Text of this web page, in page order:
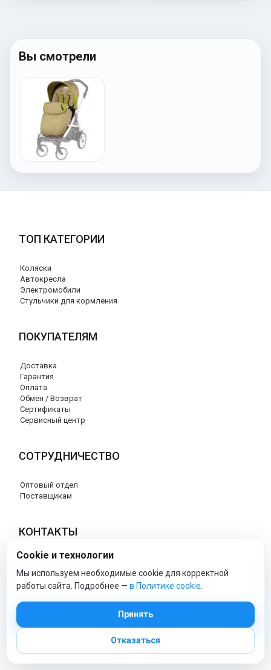
Вы смотрели
ТОП КАТЕГОРИИ
Коляски
Автокресла
Электромобили
Стульчики для кормления
ПОКУПАТЕЛЯМ
Доставка
Гарантия
Оплата
Обмен / Возврат
Сертификаты
Сервисный центр
СОТРУДНИЧЕСТВО
Оптовый отдел
Поставщикам
КОНТАКТЫ
8 (800) 707-17-56
info@peg-perego-market.ru
© 2026 Официальный сайт Peg Perego
Политика обработки персональных данных
| Политика cookie
Cookie и технологии
Мы используем необходимые cookie для корректной
работы сайта. Подробнее — в Политике cookie
Принять
Отказаться